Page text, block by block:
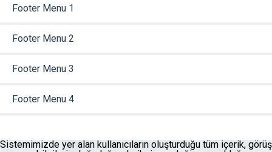
Footer Menu 1
Footer Menu 2
Footer Menu 3
Footer Menu 4
Sistemimizde yer alan kullanıcıların oluşturduğu tüm içerik, görüş